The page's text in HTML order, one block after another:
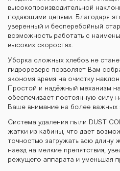
высокопроизводительной
подающими цепями. Благодаря
уверенный и бесперебойный
возможность работать с
высоких скоростях.
Уборка сложных хлебов не
гидрореверс позволяет Вам
экономя время на очистку
Простой и надёжный механизм
обеспечивает постоянную силу
Ваше внимание на более важных
Система удаления пыли DUST
жатки из кабины, что даёт
точностью загружать всю длину
наезд на мелкие препятствия,
режущего аппарата и уменьшая